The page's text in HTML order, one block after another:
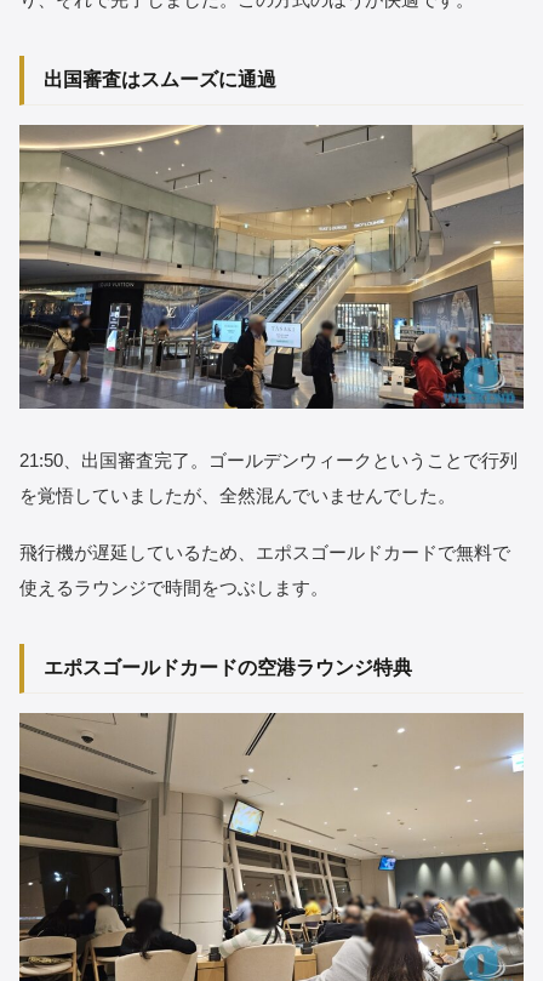
出国審査はスムーズに通過
21:50、出国審査完了。ゴールデンウィークということで行列
を覚悟していましたが、全然混んでいませんでした。
飛行機が遅延しているため、エポスゴールドカードで無料で
使えるラウンジで時間をつぶします。
エポスゴールドカードの空港ラウンジ特典